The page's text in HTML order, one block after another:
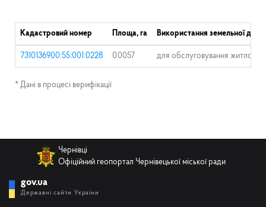
Кадастровий номер Площа, га Використання земельної
7310136900:55:001:0228 0.0057 для обслуговування
* Дані в процесі верифікації
Чернівці
Офіційний геопортал Чернівецької міської ради
gov.ua
Державні сайти України